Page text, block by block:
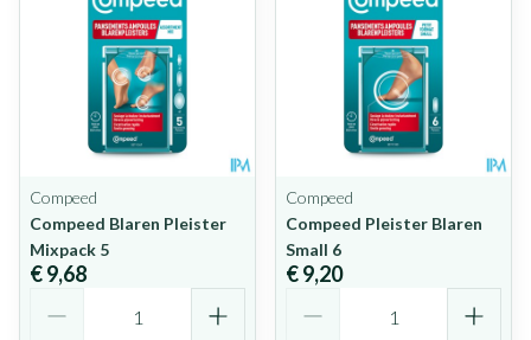
Compeed
Compeed Blaren Pleister
Mixpack 5
€ 9,68
Compeed
Compeed Pleister Blaren
Small 6
€ 9,20